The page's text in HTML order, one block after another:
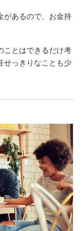
があるので、お金持
ことはできるだけ考
せっきりなことも少